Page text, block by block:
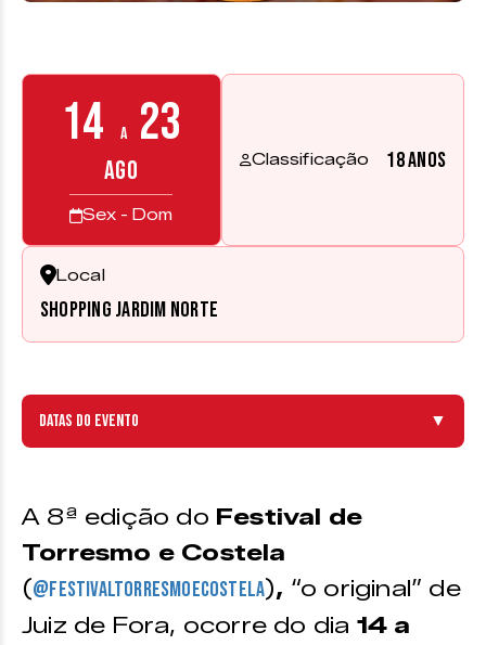
14 a 23
AGO
Sex - Dom
Classificação 18 anos
Local
Shopping Jardim Norte
Datas do evento ▼
A 8ª edição do Festival de
Torresmo e Costela
(@festivaltorresmoecostela), “o original” de
Juiz de Fora, ocorre do dia 14 a